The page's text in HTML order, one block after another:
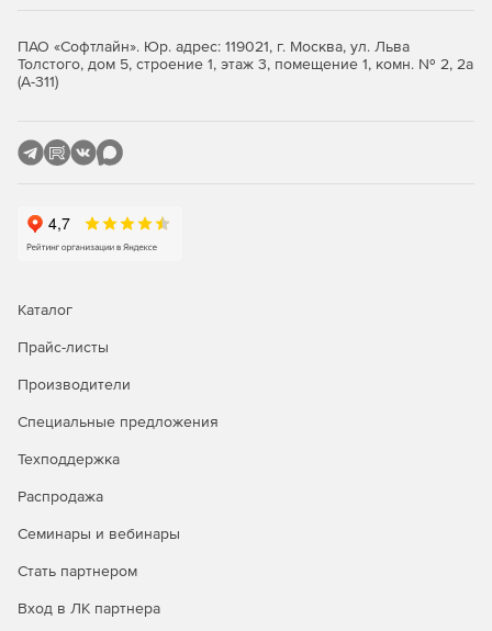
общее состояние среды на базе того, какие патчи
были установлены.
Patch Manager работает с Microsoft WSUS и расширяет
возможности данного продукта благодаря
автоматических перезагрузок систем, формированию
отчетов, полному учету активов и т. п.
решении есть инструмент, позволяющий легко
создавать пользовательские пакеты патчей для
SCUP или сложных скриптов. Благодаря SolarWinds
MSI, MSP или EXE посредством Microsoft WSUS или
ПАО «Софтлайн». Юр. адрес: 119021, г. Москва, ул. Льва
Толстого, дом 5, строение 1, этаж 3, помещение 1, комн. № 2, 2а
(А-311)
Каталог
Прайс-листы
Производители
Специальные предложения
Техподдержка
Распродажа
Семинары и вебинары
Стать партнером
Вход в ЛК партнера